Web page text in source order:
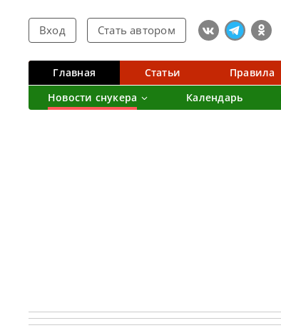
Вход Стать автором
Главная Статьи Правила
Новости снукера
Календарь